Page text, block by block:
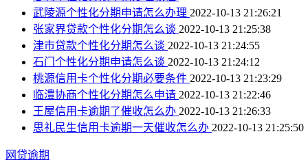
武陵源个性化分期申请怎么办理 2022-10-13 21:26:21
张家界贷款个性化分期怎么谈 2022-10-13 21:25:38
津市贷款个性化分期怎么谈 2022-10-13 21:24:55
石门个性化分期申请怎么谈 2022-10-13 21:24:12
桃源信用卡个性化分期必要条件 2022-10-13 21:23:29
临澧协商个性化分期怎么申请 2022-10-13 21:22:46
王屋信用卡逾期了催收怎么办 2022-10-13 21:26:33
思礼民生信用卡逾期一天催收怎么办 2022-10-13 21:25:50
网贷逾期